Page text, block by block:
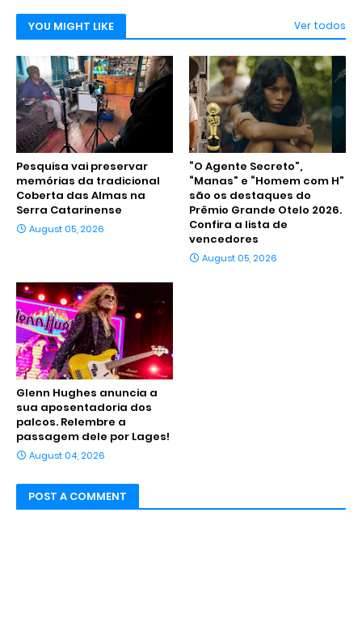
YOU MIGHT LIKE Ver todos
Pesquisa vai preservar
memórias da tradicional
Coberta das Almas na
Serra Catarinense
August 05, 2026
“O Agente Secreto”,
“Manas” e “Homem com H”
são os destaques do
Prêmio Grande Otelo 2026.
Confira a lista de
vencedores
August 05, 2026
Glenn Hughes anuncia a
sua aposentadoria dos
palcos. Relembre a
passagem dele por Lages!
August 04, 2026
POST A COMMENT